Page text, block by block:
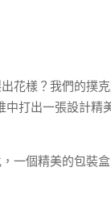
花樣？我們的撲
打出一張設計精
一個精美的包裝